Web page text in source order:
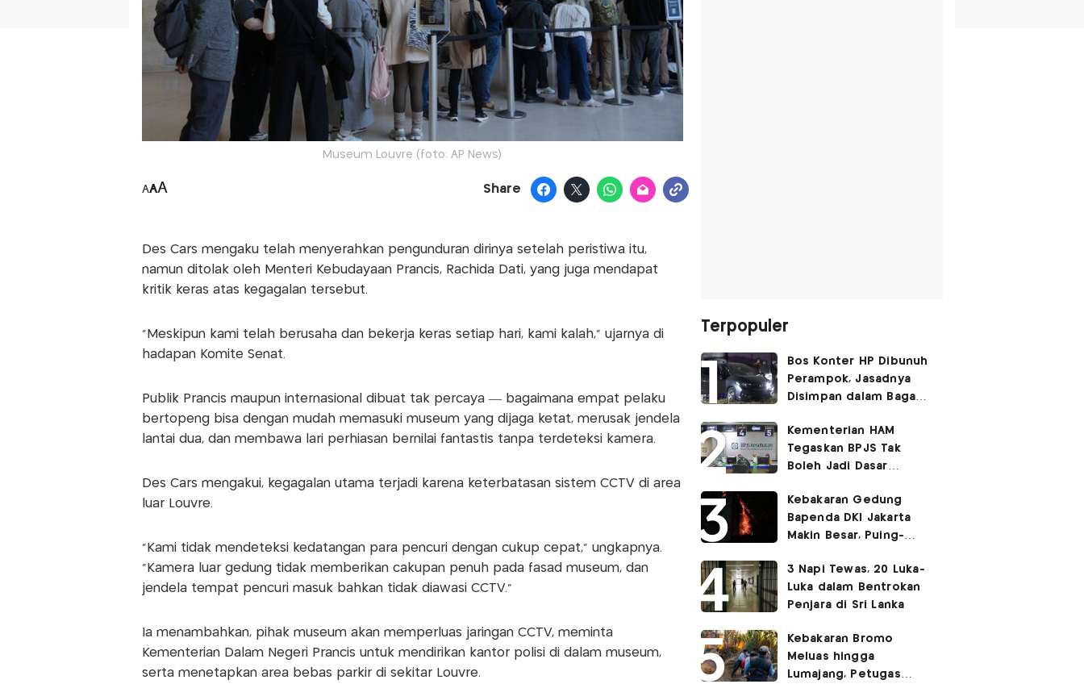
Museum Louvre (foto: AP News)
AAA Share
Des Cars mengaku telah menyerahkan pengunduran dirinya setelah peristiwa itu,
namun ditolak oleh Menteri Kebudayaan Prancis, Rachida Dati, yang juga mendapat
kritik keras atas kegagalan tersebut.
“Meskipun kami telah berusaha dan bekerja keras setiap hari, kami kalah,” ujarnya di
hadapan Komite Senat.
Publik Prancis maupun internasional dibuat tak percaya — bagaimana empat pelaku
bertopeng bisa dengan mudah memasuki museum yang dijaga ketat, merusak jendela
lantai dua, dan membawa lari perhiasan bernilai fantastis tanpa terdeteksi kamera.
Des Cars mengakui, kegagalan utama terjadi karena keterbatasan sistem CCTV di area
luar Louvre.
“Kami tidak mendeteksi kedatangan para pencuri dengan cukup cepat,” ungkapnya.
“Kamera luar gedung tidak memberikan cakupan penuh pada fasad museum, dan
jendela tempat pencuri masuk bahkan tidak diawasi CCTV.”
Ia menambahkan, pihak museum akan memperluas jaringan CCTV, meminta
Kementerian Dalam Negeri Prancis untuk mendirikan kantor polisi di dalam museum,
serta menetapkan area bebas parkir di sekitar Louvre.
Terpopuler
Bos Konter HP Dibunuh
Perampok, Jasadnya
Disimpan dalam Bagasi
Kementerian HAM
Tegaskan BPJS Tak
Boleh Jadi Dasar
Layanan Kesehatan
Kebakaran Gedung
Bapenda DKI Jakarta
Makin Besar, Puing-
3 Napi Tewas, 20 Luka-
Luka dalam Bentrokan
Penjara di Sri Lanka
Kebakaran Bromo
Meluas hingga
Lumajang, Petugas